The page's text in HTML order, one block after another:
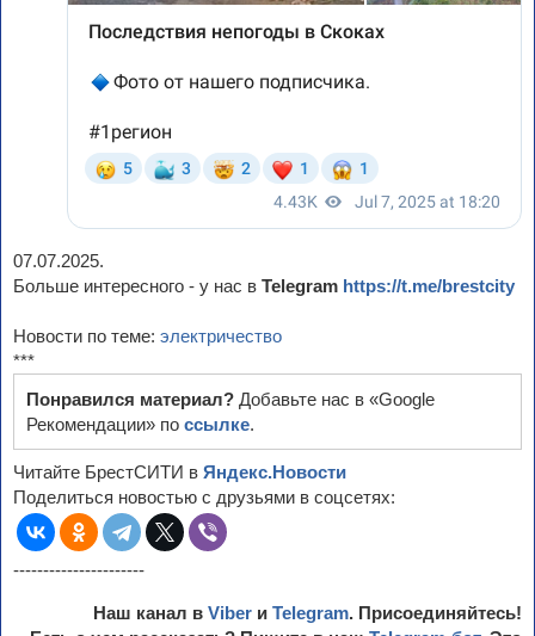
07.07.2025.
Больше интересного - у нас в Telegram https://t.me/brestcity
Новости по теме: электричество
***
Понравился материал? Добавьте нас в «Google
Рекомендации» по ссылке.
Читайте БрестСИТИ в Яндекс.Новости
Поделиться новостью с друзьями в соцсетях:
----------------------
Наш канал в Viber и Telegram. Присоединяйтесь!